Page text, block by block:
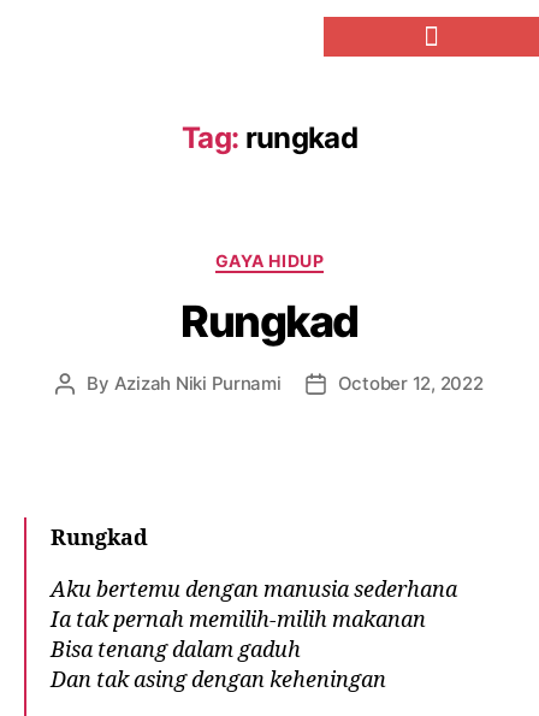
Tag: rungkad
GAYA HIDUP
Rungkad
By Azizah Niki Purnami October 12, 2022
Rungkad
Aku bertemu dengan manusia sederhana
Ia tak pernah memilih-milih makanan
Bisa tenang dalam gaduh
Dan tak asing dengan keheningan